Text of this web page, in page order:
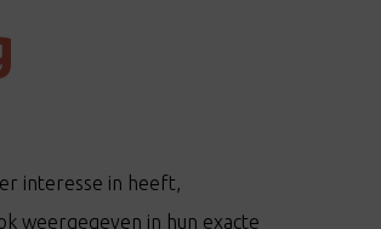
interesse in heeft,
weergegeven in hun exacte